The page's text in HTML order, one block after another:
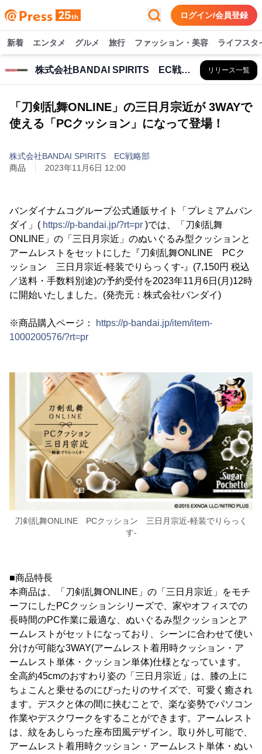
ログイン/会員登録
新着 エンタメ グルメ 旅行 ファッション・美容 ライフスタ
株式会社BANDAI SPIRITS EC戦略部 リリース一覧
「刀剣乱舞ONLINE」の三日月宗近が 3WAYで
使える「PCクッション」になって登場！
株式会社BANDAI SPIRITS EC戦略部
商品
2023年11月6日 12:00
バンダイナムコグループ公式通販サイト「プレミアムバン
ダイ」( https://p-bandai.jp/?rt=pr )では、「刀剣乱舞
ONLINE」の「三日月宗近」のぬいぐるみ型クッションと
アームレストをセットにした『刀剣乱舞ONLINE PCク
ッション 三日月宗近‐軽装でりらっくす‐』(7,150円 税込
／送料・手数料別途)の予約受付を2023年11月6日(月)12時
に開始いたしました。(発売元：株式会社バンダイ)
※商品購入ページ：
https://p-bandai.jp/item/item-
1000200576/?rt=pr
刀剣乱舞ONLINE PCクッション 三日月宗近‐軽装でりらっく
す‐
■商品特長
本商品は、「刀剣乱舞ONLINE」の「三日月宗近」をモチ
ーフにしたPCクッションシリーズで、家やオフィスでの
長時間のPC作業に最適な、ぬいぐるみ型クッションとア
ームレストがセットになっており、シーンに合わせて使い
分けが可能な3WAY(アームレスト着用時クッション・ア
ームレスト単体・クッション単体)仕様となっています。
全高約45cmのおすわり姿の「三日月宗近」は、膝の上に
ちょこんと乗せるのにぴったりのサイズで、可愛く癒され
ます。デスクと体の間に挟むことで、楽な姿勢でパソコン
作業やデスクワークをすることができます。アームレスト
は、紋をあしらった座布団風デザイン。取り外し可能で、
アームレスト着用時クッション・アームレスト単体・ぬい